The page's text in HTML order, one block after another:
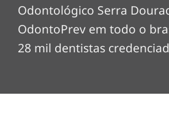
Odontológico Serra
OdontoPrev em todo o
28 mil dentistas